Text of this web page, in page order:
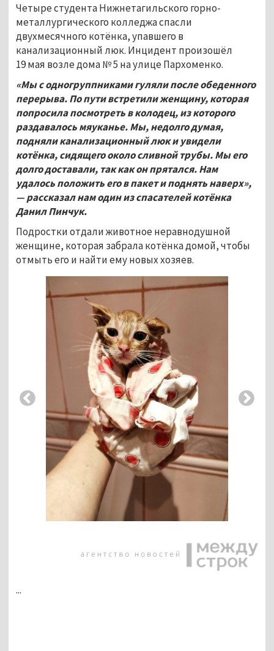
Четыре студента Нижнетагильского горно-
металлургического колледжа спасли
двухмесячного котёнка, упавшего в
канализационный люк. Инцидент произошёл
19 мая возле дома № 5 на улице Пархоменко.
«Мы с одногруппниками гуляли после обеденного
перерыва. По пути встретили женщину, которая
попросила посмотреть в колодец, из которого
раздавалось мяуканье. Мы, недолго думая,
подняли канализационный люк и увидели
котёнка, сидящего около сливной трубы. Мы его
долго доставали, так как он прятался. Нам
удалось положить его в пакет и поднять наверх»,
—рассказал нам один из спасателей котёнка
Данил Пинчук.
Подростки отдали животное неравнодушной
женщине, которая забрала котёнка домой, чтобы
отмыть его и найти ему новых хозяев.
...